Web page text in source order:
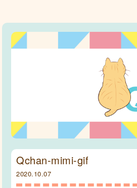
Qchan-mimi-gif
2020.10.07